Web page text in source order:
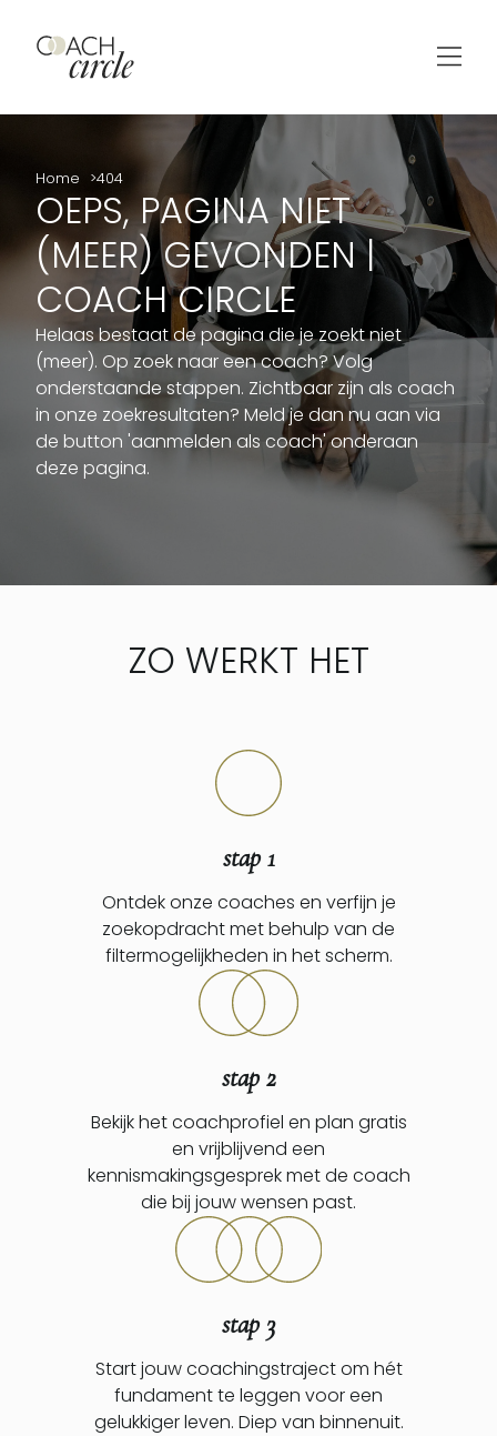
Home 404
OEPS, PAGINA NIET
(MEER) GEVONDEN |
COACH CIRCLE
Helaas bestaat de pagina die je zoekt niet
(meer). Op zoek naar een coach? Volg
onderstaande stappen. Zichtbaar zijn als coach
in onze zoekresultaten? Meld je dan nu aan via
de button 'aanmelden als coach' onderaan
deze pagina.
ZO WERKT HET
stap 1
Ontdek onze coaches en verfijn je
zoekopdracht met behulp van de
filtermogelijkheden in het scherm.
stap 2
Bekijk het coachprofiel en plan gratis
en vrijblijvend een
kennismakingsgesprek met de coach
die bij jouw wensen past.
stap 3
Start jouw coachingstraject om hét
fundament te leggen voor een
gelukkiger leven. Diep van binnenuit.